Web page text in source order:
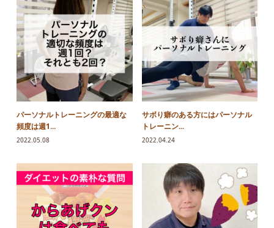
パーソナルトレーニングの最適な
頻度は週1...
2022.05.08
サボり癖のある方にはパーソナル
トレーニン...
2022.04.24